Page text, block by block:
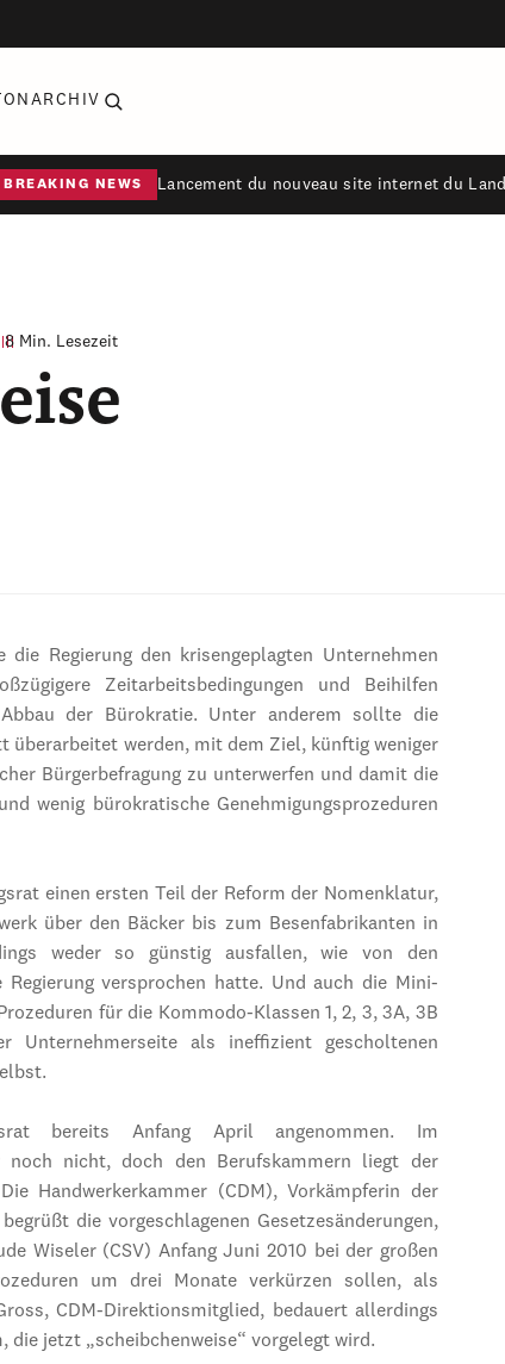
ARCHIV
BREAKING NEWS Lancement du nouveau site internet du Land
8 Min. Lesezeit
Regierung den krisengeplagten Unternehmen
Zeitarbeits­bedin­gun­gen und Beihilfen
der Bürokratie. Unter anderem sollte die
werden, mit dem Ziel, künftig weniger
Bürgerbefragung zu unterwerfen und damit die
wenig bürokratische Genehmigungsprozeduren
einen ersten Teil der Reform der Nomenklatur,
über den Bäcker bis zum Besenfabrikanten in
weder so günstig ausfallen, wie von den
versprochen hatte. Und auch die Mini-
für die Kommodo-Klassen 1, 2, 3, 3A, 3B
als ineffizient gescholtenen
bereits Anfang April angenommen. Im
noch nicht, doch den Berufskammern liegt der
Handwerkerkammer (CDM), Vorkämpferin der
die vorgeschlagenen Gesetzesänderungen,
Wiseler (CSV) Anfang Juni 2010 bei der großen
um drei Monate verkürzen sollen, als
CDM-Direktionsmitglied, bedauert allerdings
die jetzt „scheibchenweise“ vorgelegt wird.